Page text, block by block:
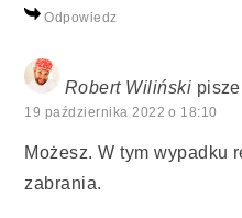
Odpowiedz
Robert Wiliński
19 października 2022 o 18:10
Możesz. W tym wypadku
zabrania.